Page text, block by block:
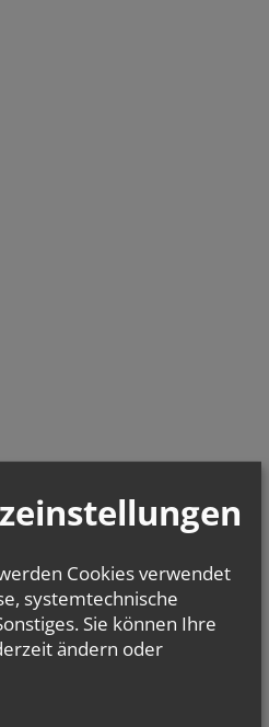
Cookies verwendet
systemtechnische
Sie können Ihre
ändern oder